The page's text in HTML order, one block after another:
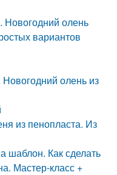
Новогодний олень
вариантов
олень из
из пенопласта. Из
шаблон. Как сделать
Мастер-класс +